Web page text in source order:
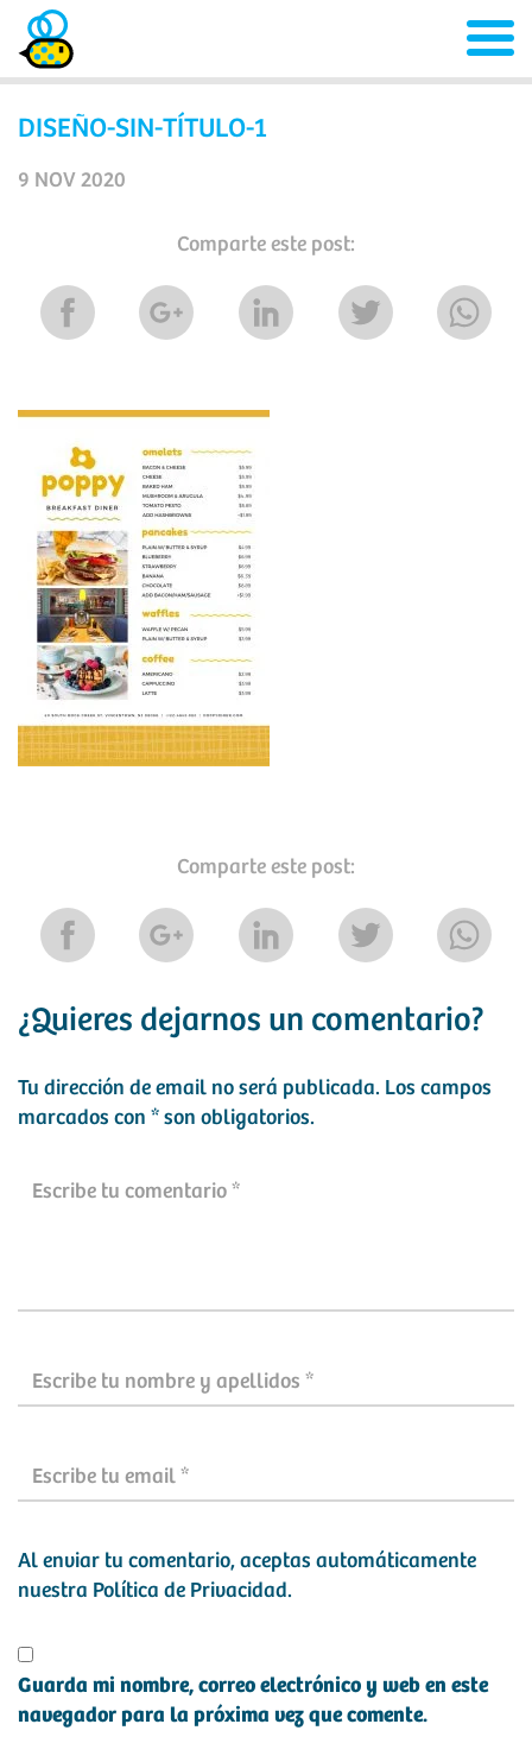
DISEÑO-SIN-TÍTULO-1
9 NOV 2020
Comparte este post:
Comparte este post:
¿Quieres dejarnos un comentario?
Tu dirección de email no será publicada. Los campos
marcados con * son obligatorios.
Al enviar tu comentario, aceptas automáticamente
nuestra Política de Privacidad.
Guarda mi nombre, correo electrónico y web en este
navegador para la próxima vez que comente.